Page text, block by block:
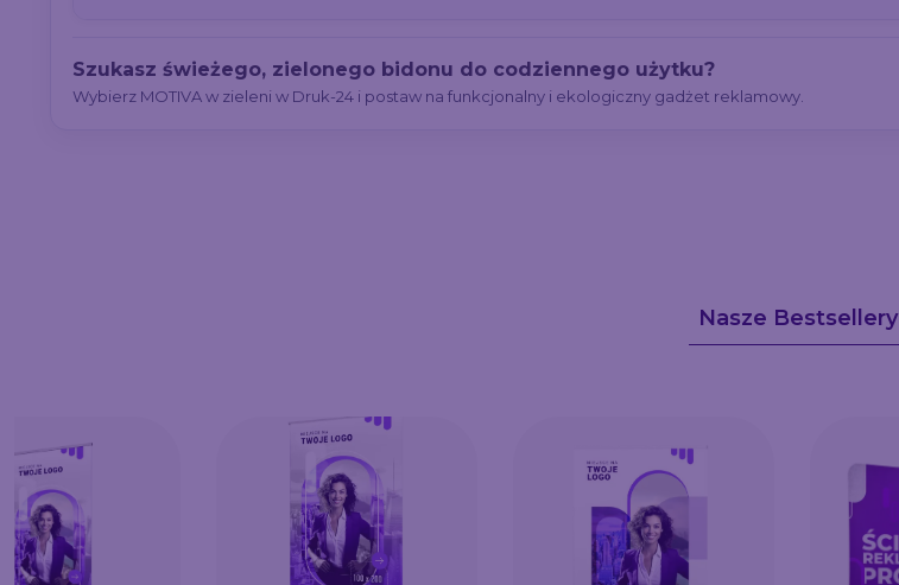
Szukasz świeżego, zielonego bidonu do codziennego użytku?
Wybierz MOTIVA w zieleni w Druk-24 i postaw na funkcjonalny i ekologiczny gadżet reklamowy.
Nasze Bestsellery